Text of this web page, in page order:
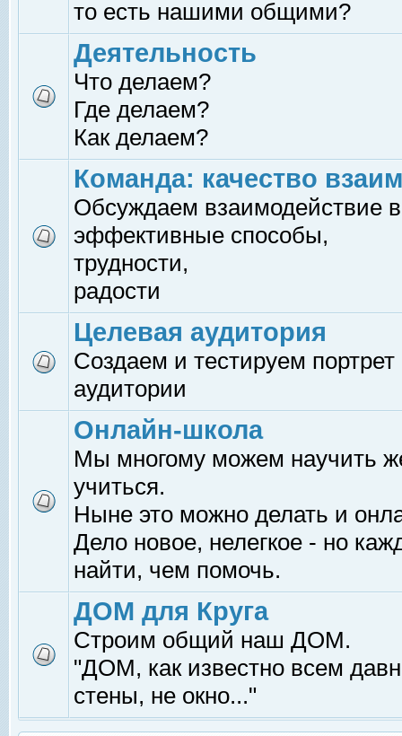
то есть нашими общими?
Деятельность
Что делаем?
Где делаем?
Как делаем?
Команда: качество
Обсуждаем взаимодействие
эффективные способы,
трудности,
радости
Целевая аудитория
Создаем и тестируем
аудитории
Онлайн-школа
Мы многому можем научить
учиться.
Ныне это можно делать и
Дело новое, нелегкое - но
найти, чем помочь.
ДОМ для Круга
Строим общий наш ДОМ.
"ДОМ, как известно всем
стены, не окно..."